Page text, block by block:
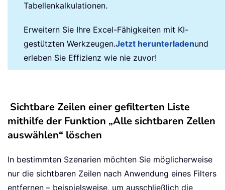
Tabellenkalkulationen.
Erweitern Sie Ihre Excel-Fähigkeiten mit KI-
gestützten Werkzeugen.Jetzt herunterladenund
erleben Sie Effizienz wie nie zuvor!
Sichtbare Zeilen einer gefilterten Liste
mithilfe der Funktion „Alle sichtbaren Zellen
auswählen“ löschen
In bestimmten Szenarien möchten Sie möglicherweise
nur die sichtbaren Zeilen nach Anwendung eines Filters
entfernen – beispielsweise, um ausschließlich die